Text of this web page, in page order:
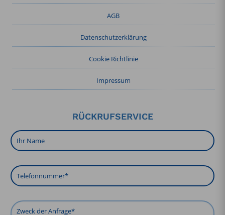
AGB
Datenschutzerklärung
Cookie Richtlinie
Impressum
RÜCKRUFSERVICE